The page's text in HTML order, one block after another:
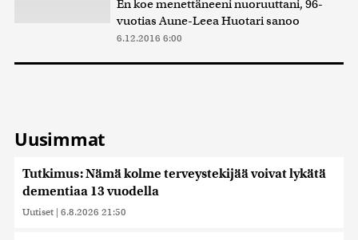
En koe menettäneeni nuoruuttani, 96-
vuotias Aune-Leea Huotari sanoo
6.12.2016 6:00
Uusimmat
Tutkimus: Nämä kolme terveystekijää voivat lykätä
dementiaa 13 vuodella
Uutiset | 6.8.2026 21:50